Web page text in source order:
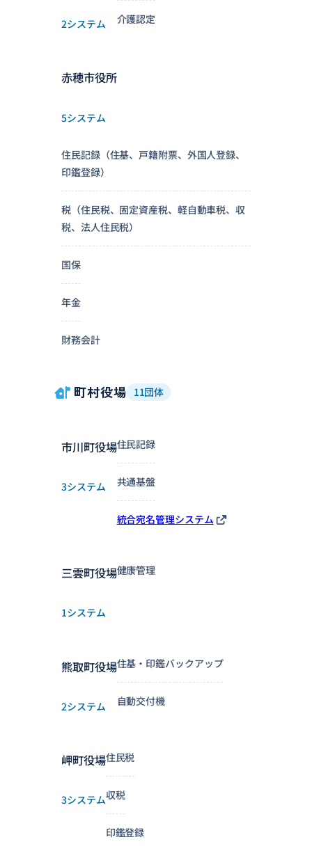
2システム 介護認定
赤穂市役所
5システム
住民記録（住基、戸籍附票、外国人登録、
印鑑登録）
税（住民税、固定資産税、軽自動車税、収
税、法人住民税）
国保
年金
財務会計
町村役場 11団体
市川町役場
3システム
住民記録
共通基盤
統合宛名管理システム
三雲町役場
1システム
健康管理
熊取町役場
2システム
住基・印鑑バックアップ
自動交付機
岬町役場
3システム
住民税
収税
印鑑登録